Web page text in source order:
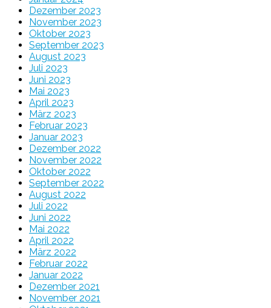
Dezember 2023
November 2023
Oktober 2023
September 2023
August 2023
Juli 2023
Juni 2023
Mai 2023
April 2023
März 2023
Februar 2023
Januar 2023
Dezember 2022
November 2022
Oktober 2022
September 2022
August 2022
Juli 2022
Juni 2022
Mai 2022
April 2022
März 2022
Februar 2022
Januar 2022
Dezember 2021
November 2021